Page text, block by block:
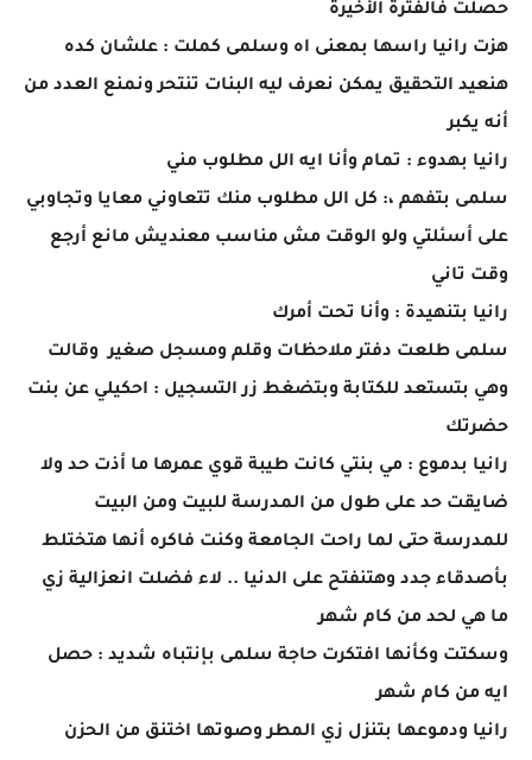
حصلت فالفترة الأخيرة
هزت رانيا راسها بمعنى اه وسلمى كملت : علشان كده
هنعيد التحقيق يمكن نعرف ليه البنات تنتحر ونمنع العدد من
أنه يكبر
رانيا بهدوء : تمام وأنا ايه الل مطلوب مني
سلمى بتفهم ،: كل الل مطلوب منك تتعاوني معايا وتجاوبي
على أسئلتي ولو الوقت مش مناسب معنديش مانع أرجع
وقت تاني
رانيا بتنهيدة : وأنا تحت أمرك
سلمى طلعت دفتر ملاحظات وقلم ومسجل صغير وقالت
وهي بتستعد للكتابة وبتضغط زر التسجيل : احكيلي عن بنت
حضرتك
رانيا بدموع : مي بنتي كانت طيبة قوي عمرها ما أذت حد ولا
ضايقت حد على طول من المدرسة للبيت ومن البيت
للمدرسة حتى لما راحت الجامعة وكنت فاكره أنها هتختلط
بأصدقاء جدد وهتنفتح على الدنيا .. لاء فضلت انعزالية زي
ما هي لحد من كام شهر
وسكتت وكأنها افتكرت حاجة سلمى بإنتباه شديد : حصل
ايه من كام شهر
رانيا ودموعها بتنزل زي المطر وصوتها اختنق من الحزن